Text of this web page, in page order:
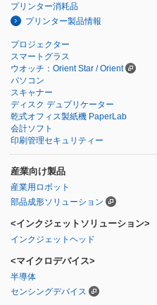
プリンター消耗品
プリンター製品情報
プロジェクター
スマートグラス
ウオッチ：Orient Star / Orient
パソコン
スキャナー
ディスク デュプリケーター
乾式オフィス製紙機 PaperLab
会計ソフト
印刷管理セキュリティー
産業向け製品
産業用ロボット
部品成形ソリューション
<インクジェットソリューション>
インクジェットヘッド
<マイクロデバイス>
半導体
センシングデバイス